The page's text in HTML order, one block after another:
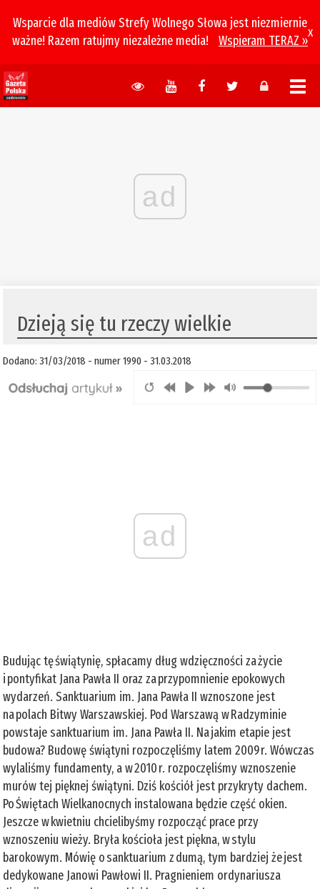
Wsparcie dla mediów Strefy Wolnego Słowa jest niezmiernie
ważne! Razem ratujmy niezależne media!
Wspieram TERAZ »
x
ad
Dzieją się tu rzeczy wielkie
Dodano: 31/03/2018 - numer 1990 - 31.03.2018
ad
Budując tę świątynię, spłacamy dług wdzięczności za życie
i pontyfikat Jana Pawła II oraz za przypomnienie epokowych
wydarzeń. Sanktuarium im. Jana Pawła II wznoszone jest
na polach Bitwy Warszawskiej. Pod Warszawą w Radzyminie
powstaje sanktuarium im. Jana Pawła II. Na jakim etapie jest
budowa? Budowę świątyni rozpoczęliśmy latem 2009 r. Wówczas
wylaliśmy fundamenty, a w 2010 r. rozpoczęliśmy wznoszenie
murów tej pięknej świątyni. Dziś kościół jest przykryty dachem.
Po Świętach Wielkanocnych instalowana będzie część okien.
Jeszcze w kwietniu chcielibyśmy rozpocząć prace przy
wznoszeniu wieży. Bryła kościoła jest piękna, w stylu
barokowym. Mówię o sanktuarium z dumą, tym bardziej że jest
dedykowane Janowi Pawłowi II. Pragnieniem ordynariusza